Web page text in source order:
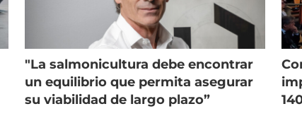
"La salmonicultura debe encontrar
un equilibrio que permita asegurar
su viabilidad de largo plazo”